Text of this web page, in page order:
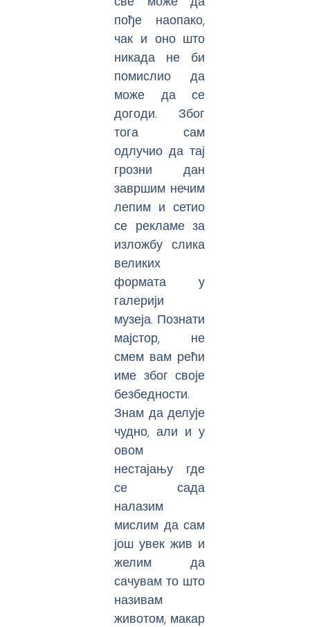
пође наопако,
чак и оно што
никада не би
помислио да
може да се
догоди. Због
тога сам
одлучио да тај
грозни дан
завршим нечим
лепим и сетио
се рекламе за
изложбу слика
великих
формата у
галерији
музеја. Познати
мајстор, не
смем вам рећи
име због своје
безбедности.
Знам да делује
чудно, али и у
овом
нестајању где
се сада
налазим
мислим да сам
још увек жив и
желим да
сачувам то што
називам
животом, макар